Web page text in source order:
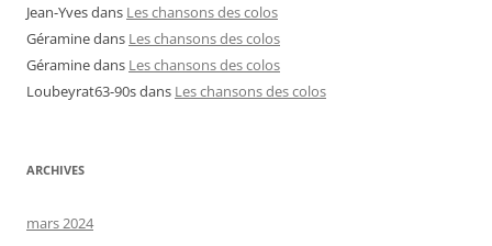
Jean-Yvesdans Les chansons des colos
Géraminedans Les chansons des colos
Géraminedans Les chansons des colos
Loubeyrat63-90sdans Les chansons des colos
ARCHIVES
mars 2024